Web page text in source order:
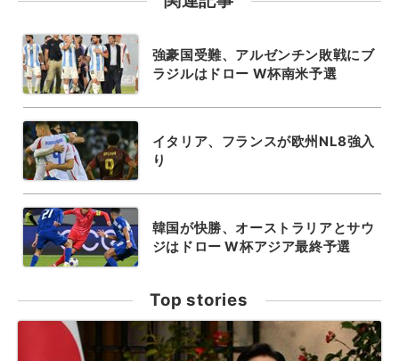
強豪国受難、アルゼンチン敗戦にブ
ラジルはドロー W杯南米予選
イタリア、フランスが欧州NL8強入
り
韓国が快勝、オーストラリアとサウ
ジはドロー W杯アジア最終予選
Top stories